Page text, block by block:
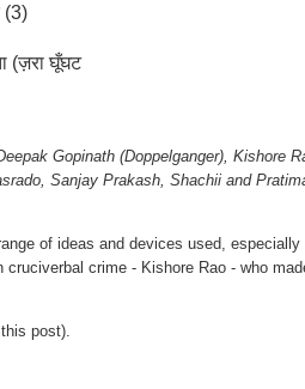
(3)
(ज़रा घूँघट
Gopinath (Doppelganger), Kishore
Sanjay Prakash, Shachii and
of ideas and devices used,
crime - Kishore Rao - who
post).